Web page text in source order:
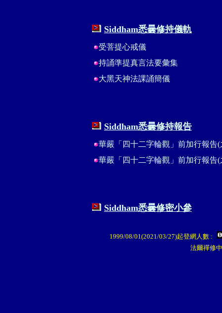
Siddham悉曇修持儀軌
受菩提心戒儀
持誦準提真言法要彙集
大黑天神法課誦簡儀
Siddham悉曇修持報告
華嚴「四十二字輪觀」前加行報告(
華嚴「四十二字輪觀」前加行報告(
Siddham悉曇修密小參
1999/08/01(2021/03/27)起登網人數 :
法爾禪修